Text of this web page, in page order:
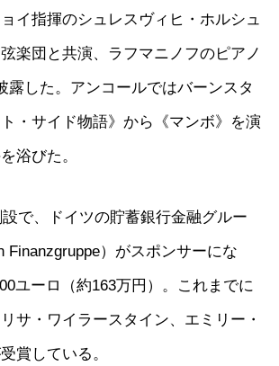
イ指揮のシュレスヴィヒ・ホルシュ
楽団と共演、ラフマニノフのピアノ
露した。アンコールではバーンスタ
・サイド物語》から《マンボ》を演
浴びた。
で、ドイツの貯蓄銀行金融グルー
Finanzgruppe）がスポンサーにな
ユーロ（約163万円）。これまでに
サ・ワイラースタイン、エミリー・
賞している。